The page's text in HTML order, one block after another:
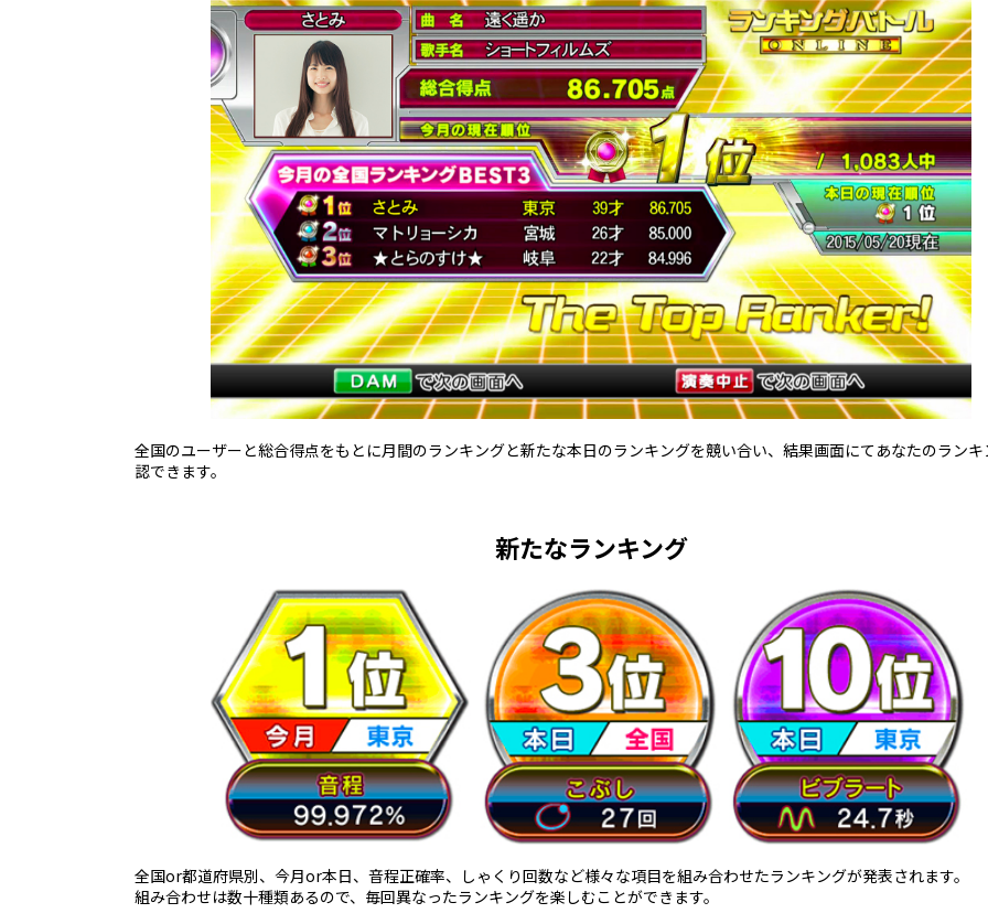
全国のユーザーと総合得点をもとに月間のランキングと新たな本日のランキングを競い合い、結果画面にてあなたのランキ
認できます。
新たなランキング
全国or都道府県別、今月or本日、音程正確率、しゃくり回数など様々な項目を組み合わせたランキングが発表されます。
組み合わせは数十種類あるので、毎回異なったランキングを楽しむことができます。